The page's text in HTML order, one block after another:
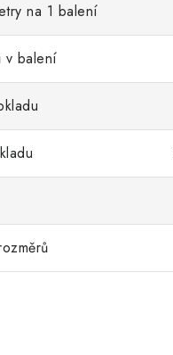
na 1 balení
v balení